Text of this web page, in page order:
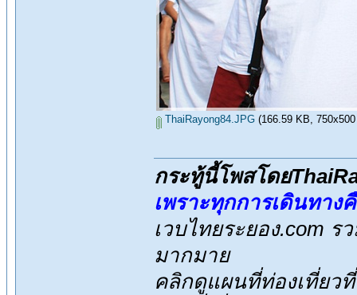
ThaiRayong84.JPG (166.59 KB,
กระทู้นี้โพสโดย
เพราะทุกการเดินทาง
เวบไทยระยอง.com
มากมาย
คลิกดูแผนที่ท่องเที่ยว